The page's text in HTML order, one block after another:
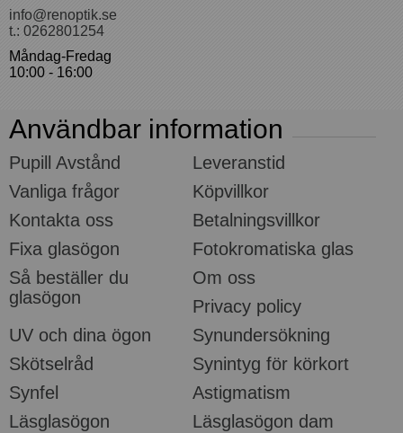
info@renoptik.se
t.: 0262801254
Måndag-Fredag
10:00 - 16:00
Användbar information
Pupill Avstånd
Leveranstid
Vanliga frågor
Köpvillkor
Kontakta oss
Betalningsvillkor
Fixa glasögon
Fotokromatiska glas
Så beställer du
glasögon
Om oss
Privacy policy
UV och dina ögon
Synundersökning
Skötselråd
Synintyg för körkort
Synfel
Astigmatism
Läsglasögon
Läsglasögon dam